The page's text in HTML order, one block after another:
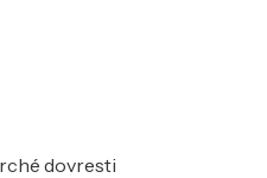
dovresti